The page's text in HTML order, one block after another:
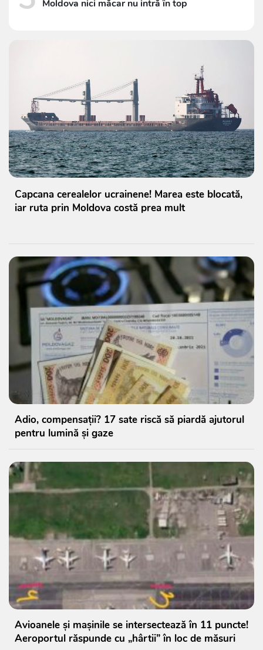
Moldova nici măcar nu intră în top
Capcana cerealelor ucrainene! Marea este blocată,
iar ruta prin Moldova costă prea mult
Adio, compensații? 17 sate riscă să piardă ajutorul
pentru lumină și gaze
Avioanele și mașinile se intersectează în 11 puncte!
Aeroportul răspunde cu „hârtii” în loc de măsuri